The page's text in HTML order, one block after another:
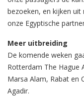
bezoeken, en kijken
onze Egyptische
Meer uitbreiding
De komende weken
Rotterdam The Hague
Marsa Alam, Rabat en
Agadir.